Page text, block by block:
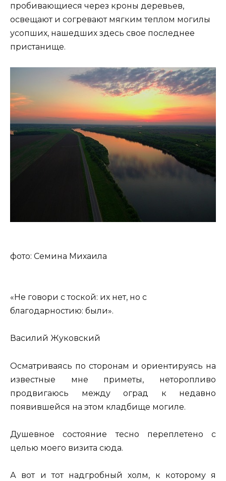
пробивающиеся через кроны деревьев,
освещают и согревают мягким теплом могилы
усопших, нашедших здесь свое последнее
пристанище.
фото: Семина Михаила
«Не говори с тоской: их нет, но с
благодарностию: были».
Василий Жуковский
Осматриваясь по сторонам и ориентируясь на
известные мне приметы, неторопливо
продвигаюсь между оград к недавно
появившейся на этом кладбище могиле.
Душевное состояние тесно переплетено с
целью моего визита сюда.
А вот и тот надгробный холм, к которому я